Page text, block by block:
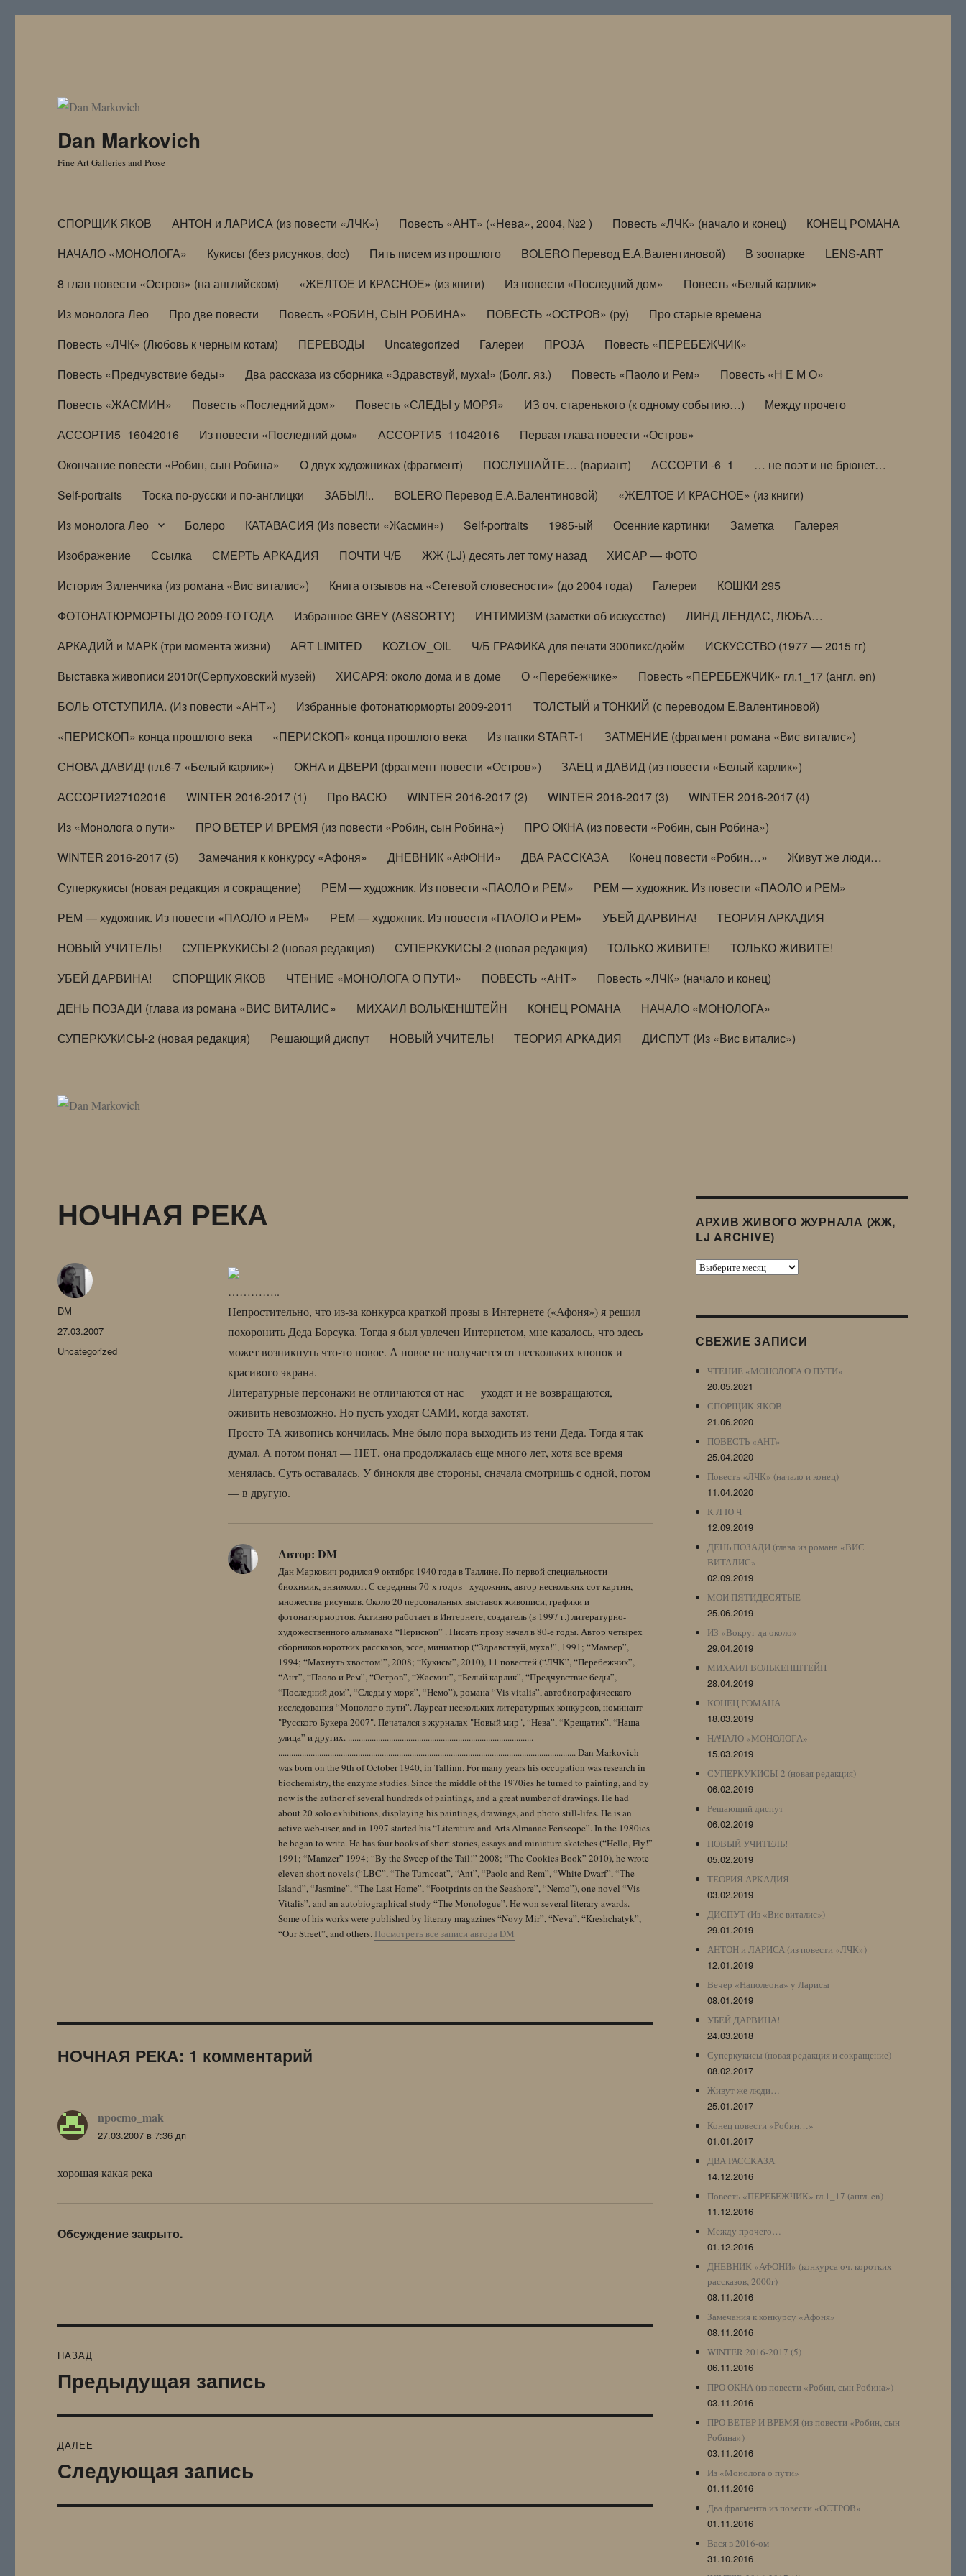
Dan Markovich
Fine Art Galleries and Prose
СПОРЩИК ЯКОВ АНТОН и ЛАРИСА (из повести «ЛЧК») Повесть «АНТ» («Нева», 2004, №2 ) Повесть «ЛЧК» (начало и конец)
КОНЕЦ РОМАНА
НАЧАЛО «МОНОЛОГА»
Кукисы (без рисунков, doc) Пять писем из прошлого BOLERO Перевод Е.А.Валентиновой) В зоопарке
LENS-ART
8 глав повести «Остров» (на английском)
«ЖЕЛТОЕ И КРАСНОЕ» (из книги) Из повести «Последний дом»
Повесть «Белый карлик»
Из монолога Лео
Про две повести Повесть «РОБИН, СЫН РОБИНА» ПОВЕСТЬ «ОСТРОВ» (ру)
Про старые времена
Повесть «ЛЧК» (Любовь к черным котам)
ПЕРЕВОДЫ Uncategorized Галереи ПРОЗА
Повесть «ПЕРЕБЕЖЧИК»
Повесть «Предчувствие беды»
Два рассказа из сборника «Здравствуй, муха!» (Болг. яз.) Повесть «Паоло и Рем»
Повесть «Н Е М О»
Повесть «ЖАСМИН»
Повесть «Последний дом» Повесть «СЛЕДЫ у МОРЯ» ИЗ оч. старенького (к одному событию…)
Между прочего
АССОРТИ5_16042016
Из повести «Последний дом» АССОРТИ5_11042016
Первая глава повести «Остров»
Окончание повести «Робин, сын Робина»
О двух художниках (фрагмент) ПОСЛУШАЙТЕ… (вариант) АССОРТИ -6_1
… не поэт и не брюнет…
Self-portraits
Тоска по-русски и по-англицки ЗАБЫЛ!.. BOLERO Перевод Е.А.Валентиновой)
«ЖЕЛТОЕ И КРАСНОЕ» (из книги)
Из монолога Лео
Болеро КАТАВАСИЯ (Из повести «Жасмин») Self-portraits 1985-ый Осенние картинки Заметка
Галерея
Изображение
Ссылка СМЕРТЬ АРКАДИЯ ПОЧТИ Ч/Б ЖЖ (LJ) десять лет тому назад
ХИСАР — ФОТО
История Зиленчика (из романа «Вис виталис»)
Книга отзывов на «Сетевой словесности» (до 2004 года) Галереи
КОШКИ 295
ФОТОНАТЮРМОРТЫ ДО 2009-ГО ГОДА
Избранное GREY (ASSORTY) ИНТИМИЗМ (заметки об искусстве)
ЛИНД ЛЕНДАС, ЛЮБА…
АРКАДИЙ и МАРК (три момента жизни)
ART LIMITED KOZLOV_OIL Ч/Б ГРАФИКА для печати 300пикс/дюйм
ИСКУССТВО (1977 — 2015 гг)
Выставка живописи 2010г(Серпуховский музей)
ХИСАРЯ: около дома и в доме О «Перебежчике»
Повесть «ПЕРЕБЕЖЧИК» гл.1_17 (англ. en)
БОЛЬ ОТСТУПИЛА. (Из повести «АНТ»)
Избранные фотонатюрморты 2009-2011
ТОЛСТЫЙ и ТОНКИЙ (с переводом Е.Валентиновой)
«ПЕРИСКОП» конца прошлого века
«ПЕРИСКОП» конца прошлого века Из папки START-1
ЗАТМЕНИЕ (фрагмент романа «Вис виталис»)
СНОВА ДАВИД! (гл.6-7 «Белый карлик»)
ОКНА и ДВЕРИ (фрагмент повести «Остров»)
ЗАЕЦ и ДАВИД (из повести «Белый карлик»)
АССОРТИ27102016
WINTER 2016-2017 (1) Про ВАСЮ WINTER 2016-2017 (2) WINTER 2016-2017 (3)
WINTER 2016-2017 (4)
Из «Монолога о пути»
ПРО ВЕТЕР И ВРЕМЯ (из повести «Робин, сын Робина»)
ПРО ОКНА (из повести «Робин, сын Робина»)
WINTER 2016-2017 (5)
Замечания к конкурсу «Афоня» ДНЕВНИК «АФОНИ» ДВА РАССКАЗА Конец повести «Робин…»
Живут же люди…
Суперкукисы (новая редакция и сокращение)
РЕМ — художник. Из повести «ПАОЛО и РЕМ»
РЕМ — художник. Из повести «ПАОЛО и РЕМ»
РЕМ — художник. Из повести «ПАОЛО и РЕМ»
РЕМ — художник. Из повести «ПАОЛО и РЕМ» УБЕЙ ДАРВИНА!
ТЕОРИЯ АРКАДИЯ
НОВЫЙ УЧИТЕЛЬ!
СУПЕРКУКИСЫ-2 (новая редакция) СУПЕРКУКИСЫ-2 (новая редакция) ТОЛЬКО ЖИВИТЕ!
ТОЛЬКО ЖИВИТЕ!
УБЕЙ ДАРВИНА!
СПОРЩИК ЯКОВ ЧТЕНИЕ «МОНОЛОГА О ПУТИ» ПОВЕСТЬ «АНТ»
Повесть «ЛЧК» (начало и конец)
ДЕНЬ ПОЗАДИ (глава из романа «ВИС ВИТАЛИС»
МИХАИЛ ВОЛЬКЕНШТЕЙН КОНЕЦ РОМАНА
НАЧАЛО «МОНОЛОГА»
СУПЕРКУКИСЫ-2 (новая редакция)
Решающий диспут НОВЫЙ УЧИТЕЛЬ! ТЕОРИЯ АРКАДИЯ ДИСПУТ (Из «Вис виталис»)
НОЧНАЯ РЕКА
…………..
Непростительно, что из-за конкурса краткой прозы в Интернете («Афоня») я решил
похоронить Деда Борсука. Тогда я был увлечен Интернетом, мне казалось, что здесь
может возникнуть что-то новое. А новое не получается от нескольких кнопок и
красивого экрана.
Литературные персонажи не отличаются от нас — уходят и не возвращаются,
оживить невозможно. Но пусть уходят САМИ, когда захотят.
Просто ТА живопись кончилась. Мне было пора выходить из тени Деда. Тогда я так
думал. А потом понял — НЕТ, она продолжалась еще много лет, хотя все время
менялась. Суть оставалась. У бинокля две стороны, сначала смотришь с одной, потом
— в другую.
Автор: DM
Дан Маркович родился 9 октября 1940 года в Таллине. По первой специальности —
биохимик, энзимолог. С середины 70-х годов - художник, автор нескольких сот картин,
множества рисунков. Около 20 персональных выставок живописи, графики и
фотонатюрмортов. Активно работает в Интернете, создатель (в 1997 г.) литературно-
художественного альманаха “Перископ” . Писать прозу начал в 80-е годы. Автор четырех
сборников коротких рассказов, эссе, миниатюр (“Здравствуй, муха!”, 1991; “Мамзер”,
1994; “Махнуть хвостом!”, 2008; “Кукисы”, 2010), 11 повестей (“ЛЧК”, “Перебежчик”,
“Ант”, “Паоло и Рем”, “Остров”, “Жасмин”, “Белый карлик”, “Предчувствие беды”,
“Последний дом”, “Следы у моря”, “Немо”), романа “Vis vitalis”, автобиографического
исследования “Монолог о пути”. Лауреат нескольких литературных конкурсов, номинант
"Русского Букера 2007". Печатался в журналах "Новый мир", “Нева”, “Крещатик”, “Наша
улица” и других. ......................................................................................
.......................................................................................................................................... Dan Markovich
was born on the 9th of October 1940, in Tallinn. For many years his occupation was research in
biochemistry, the enzyme studies. Since the middle of the 1970ies he turned to painting, and by
now is the author of several hundreds of paintings, and a great number of drawings. He had
about 20 solo exhibitions, displaying his paintings, drawings, and photo still-lifes. He is an
active web-user, and in 1997 started his “Literature and Arts Almanac Periscope”. In the 1980ies
he began to write. He has four books of short stories, essays and miniature sketches (“Hello, Fly!”
1991; “Mamzer” 1994; “By the Sweep of the Tail!” 2008; “The Cookies Book” 2010), he wrote
eleven short novels (“LBC”, “The Turncoat”, “Ant”, “Paolo and Rem”, “White Dwarf”, “The
Island”, “Jasmine”, “The Last Home”, “Footprints on the Seashore”, “Nemo”), one novel “Vis
Vitalis”, and an autobiographical study “The Monologue”. He won several literary awards.
Some of his works were published by literary magazines “Novy Mir”, “Neva”, “Kreshchatyk”,
“Our Street”, and others. Посмотреть все записи автора DM
Автор
DM
Опубликовано
27.03.2007
Рубрики
Uncategorized
НОЧНАЯ РЕКА: 1 комментарий
npocmo_mak
27.03.2007 в 7:36 дп
хорошая какая река
Обсуждение закрыто.
по
НАЗАД
Предыдущая
запись:
Предыдущая запись
ДАЛЕЕ
Следующая
Следующая запись
АРХИВ ЖИВОГО ЖУРНАЛА (ЖЖ,
LJ ARCHIVE)
Архив
Archive)
СВЕЖИЕ ЗАПИСИ
ЧТЕНИЕ «МОНОЛОГА О ПУТИ»
20.05.2021
СПОРЩИК ЯКОВ
21.06.2020
ПОВЕСТЬ «АНТ»
25.04.2020
Повесть «ЛЧК» (начало и конец)
11.04.2020
К Л Ю Ч
12.09.2019
ДЕНЬ ПОЗАДИ (глава из романа «ВИС
ВИТАЛИС»
02.09.2019
МОИ ПЯТИДЕСЯТЫЕ
25.06.2019
ИЗ «Вокруг да около»
29.04.2019
МИХАИЛ ВОЛЬКЕНШТЕЙН
28.04.2019
КОНЕЦ РОМАНА
18.03.2019
НАЧАЛО «МОНОЛОГА»
15.03.2019
СУПЕРКУКИСЫ-2 (новая редакция)
06.02.2019
Решающий диспут
06.02.2019
НОВЫЙ УЧИТЕЛЬ!
05.02.2019
ТЕОРИЯ АРКАДИЯ
03.02.2019
ДИСПУТ (Из «Вис виталис»)
29.01.2019
АНТОН и ЛАРИСА (из повести «ЛЧК»)
12.01.2019
Вечер «Наполеона» у Ларисы
08.01.2019
УБЕЙ ДАРВИНА!
24.03.2018
Суперкукисы (новая редакция и сокращение)
08.02.2017
Живут же люди…
25.01.2017
Конец повести «Робин…»
01.01.2017
ДВА РАССКАЗА
14.12.2016
Повесть «ПЕРЕБЕЖЧИК» гл.1_17 (англ. en)
11.12.2016
Между прочего…
01.12.2016
ДНЕВНИК «АФОНИ» (конкурса оч. коротких
рассказов, 2000г)
08.11.2016
Замечания к конкурсу «Афоня»
08.11.2016
WINTER 2016-2017 (5)
06.11.2016
ПРО ОКНА (из повести «Робин, сын Робина»)
03.11.2016
ПРО ВЕТЕР И ВРЕМЯ (из повести «Робин, сын
Робина»)
03.11.2016
Из «Монолога о пути»
01.11.2016
Два фрагмента из повести «ОСТРОВ»
01.11.2016
Вася в 2016-ом
31.10.2016